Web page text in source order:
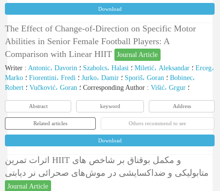
Download
The Effect of Change-of-Direction on Specific Motor
Abilities in Senior Female Football Players: A
Comparison with Linear HIIT
Journal Article
Writer : Antonic، Davorin Szabolcs، Halasi Miletić، Aleksandar
Erceg،
Marko
Fiorentini، Fredi Jurko، Damir Sporiš، Goran
Bobinec،
Robert
Vučković، Goran Corresponding Author : Višić، Grgur ؛
Abstract keyword Address
Related articles Others recommend to see
Download
اثرات تمرین HIIT و مکمل بوقناق بر شاخص های
متابولیکی و ضداکسایشی در موش‌های صحرائی نر دیابتی
Journal Article